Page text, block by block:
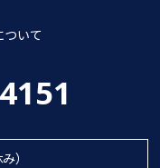
ついて
）